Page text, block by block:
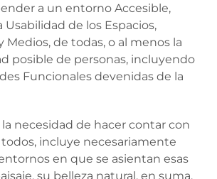
a un entorno Accesible,
de los Espacios,
Medios, de todas, o al menos la
posible de personas, incluyendo
Funcionales devenidas de la
la necesidad de hacer contar con
incluye necesariamente
en que se asientan esas
su belleza natural, en suma,